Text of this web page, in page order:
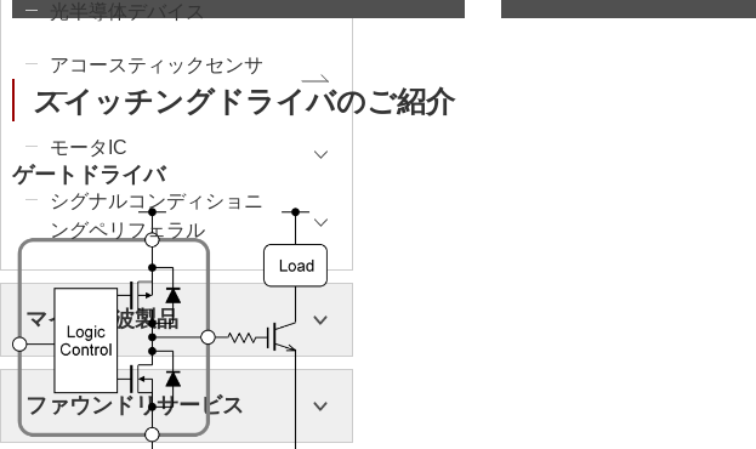
スイッチングドライバのご紹介
ゲートドライバ
光半導体デバイス
アコースティックセンサ
ー
モータIC
シグナルコンディショニ
ングペリフェラル
マイクロ波製品
ファウンドリサービス